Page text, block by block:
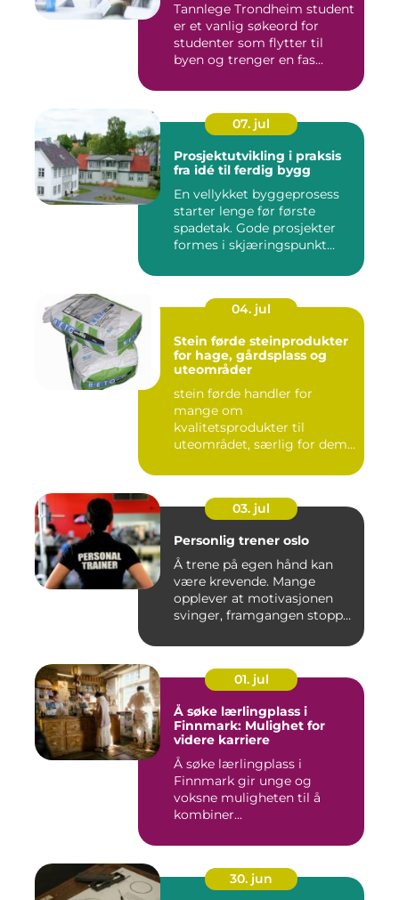
Tannlege Trondheim student
er et vanlig søkeord for
studenter som flytter til
byen og trenger en fas...
07. jul
Prosjektutvikling i praksis
fra idé til ferdig bygg
En vellykket byggeprosess
starter lenge før første
spadetak. Gode prosjekter
formes i skjæringspunkt...
04. jul
Stein førde steinprodukter
for hage, gårdsplass og
uteområder
stein førde handler for
mange om
kvalitetsprodukter til
uteområdet, særlig for dem
03. jul
Personlig trener oslo
Å trene på egen hånd kan
være krevende. Mange
opplever at motivasjonen
svinger, framgangen stopper
01. jul
Å søke lærlingplass i
Finnmark: Mulighet for
videre karriere
Å søke lærlingplass i
Finnmark gir unge og
voksne muligheten til å
kombiner...
30. jun